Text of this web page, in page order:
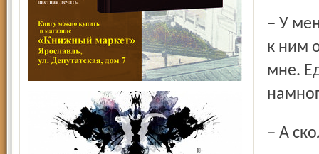
– У меня? Компанейский. Мне легко с людьми, я стараюсь
к ним
мне.
– А